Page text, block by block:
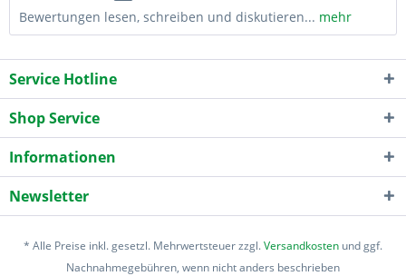
Bewertungen lesen, schreiben und diskutieren... mehr
Service Hotline
Shop Service
Informationen
Newsletter
* Alle Preise inkl. gesetzl. Mehrwertsteuer zzgl.Versandkosten und ggf.
Nachnahmegebühren, wenn nicht anders beschrieben